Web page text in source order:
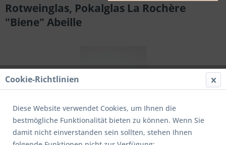
Rotweinglas, Pokalglas La Rochère
"Biene" Abeille
Cookie-Richtlinien
Diese Website verwendet Cookies, um Ihnen die
bestmögliche Funktionalität bieten zu können. Wenn Sie
damit nicht einverstanden sein sollten, stehen Ihnen